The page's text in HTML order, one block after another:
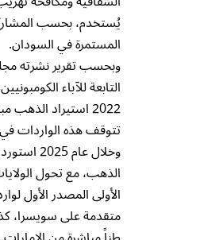
يُستخدم، بحسب
المستمرة في السودان.
وبحسب تقرير نشرته
التابعة للآباء
2022 استيراد
الذهب، مع تحول
الأولى المصدر الأول